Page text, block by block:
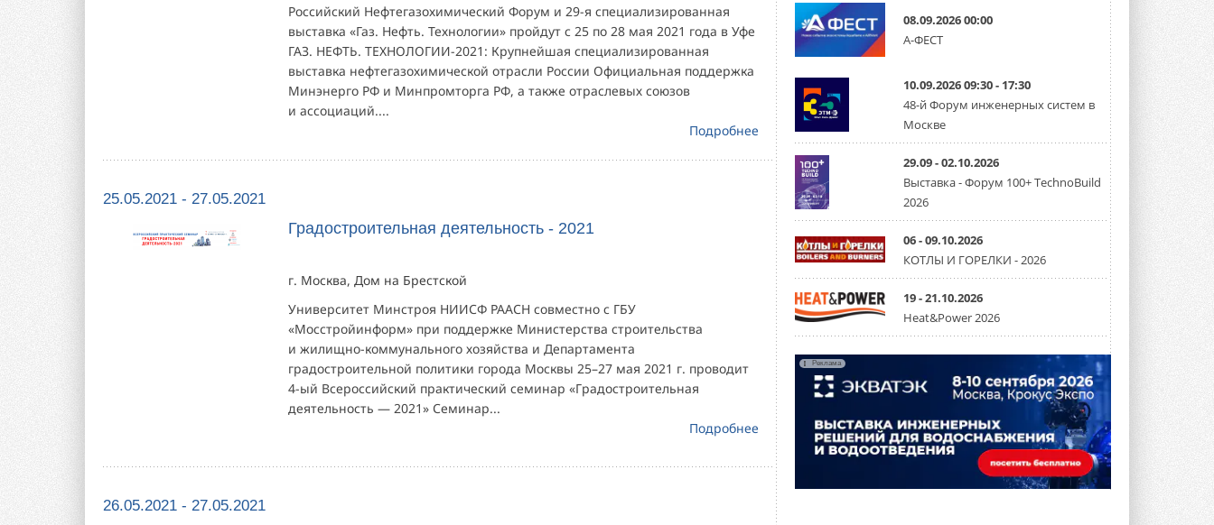
Российский Нефтегазохимический Форум и 29-я специализированная
выставка «Газ. Нефть. Технологии» пройдут с 25 по 28 мая 2021 года в Уфе
ГАЗ. НЕФТЬ. ТЕХНОЛОГИИ-2021: Крупнейшая специализированная
выставка нефтегазохимической отрасли России Официальная поддержка
Минэнерго РФ и Минпромторга РФ, а также отраслевых союзов
и ассоциаций....
Подробнее
25.05.2021 - 27.05.2021
Градостроительная деятельность - 2021
г. Москва, Дом на Брестской
Университет Минстроя НИИСФ РААСН совместно с ГБУ
«Мосстройинформ» при поддержке Министерства строительства
и жилищно-коммунального хозяйства и Департамента
градостроительной политики города Москвы 25–27 мая 2021 г. проводит
4-ый Всероссийский практический семинар «Градостроительная
деятельность — 2021» Семинар...
Подробнее
26.05.2021 - 27.05.2021
Carrier модернизирует
флагманский чиллер AquaEdge
работающую на хладагенте R1234ze ...
31 ИЮЛЯ 2026
Mitsubishi расширяет
направление систем
охлаждения для ЦОД
Mitsubishi Electric создаёт в США новую
компанию MEHITS US Inc. ...
31 ИЮЛЯ 2026
США запретили использование
иностранных инверторов
комиссия по связи США (FCC) обновила
свой специальный перечень Covered ...
31 ИЮЛЯ 2026
можно будет устанавливать
солнечные панели в МКД
С 1 сентября снимается запрет на
микрогенерацию в многоквартирных ...
30 ИЮЛЯ 2026
Канальные вентиляторы с ЕС-
двигателями Sysimple TRS EC
08.09.2026 00:00
А-ФЕСТ
10.09.2026 09:30 - 17:30
48-й Форум инженерных систем в
Москве
29.09 - 02.10.2026
Выставка - Форум 100+ TechnoBuild
2026
06 - 09.10.2026
КОТЛЫ И ГОРЕЛКИ - 2026
19 - 21.10.2026
Heat&Power 2026
Реклама